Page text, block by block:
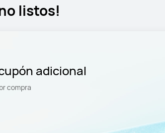
listos!
adicional
compra